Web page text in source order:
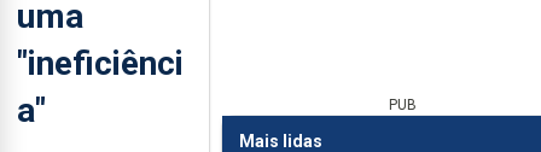
uma
"ineficiênci
a"
PUB
Mais lidas